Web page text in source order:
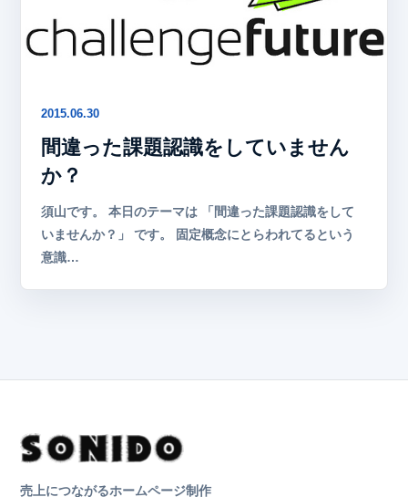
2015.06.30
間違った課題認識をしていません
か？
須山です。 本日のテーマは 「間違った課題認識をして
いませんか？」 です。 固定概念にとらわれてるという
意識…
売上につながるホームページ制作